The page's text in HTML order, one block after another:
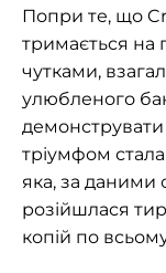
Попри те, що
тримається на
чутками,
улюбленого
демонструвати
тріумфом
яка, за даними
розійшлася
копій по